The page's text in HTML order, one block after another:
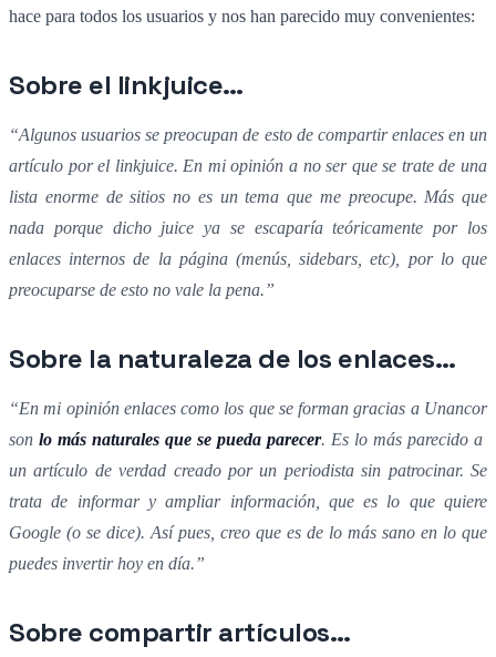
hace para todos los usuarios y nos han parecido muy convenientes:
Sobre el linkjuice…
“Algunos usuarios se preocupan de esto de compartir enlaces en un
artículo por el linkjuice. En mi opinión a no ser que se trate de una
lista enorme de sitios no es un tema que me preocupe. Más que
nada porque dicho juice ya se escaparía teóricamente por los
enlaces internos de la página (menús, sidebars, etc), por lo que
preocuparse de esto no vale la pena.”
Sobre la naturaleza de los enlaces…
“En mi opinión enlaces como los que se forman gracias a Unancor
son lo más naturales que se pueda parecer. Es lo más parecido a
un artículo de verdad creado por un periodista sin patrocinar. Se
trata de informar y ampliar información, que es lo que quiere
Google (o se dice). Así pues, creo que es de lo más sano en lo que
puedes invertir hoy en día.”
Sobre compartir artículos…